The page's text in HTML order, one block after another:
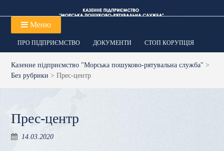
до
Меню
ПРО ПІДПРИЄМСТВО ДОКУМЕНТИ СТОП КОРУПЦІЯ
Казенне підприємство "Морська пошуково-рятувальна служба" >
Без рубрики > Прес-центр
Прес-центр
14.03.2020